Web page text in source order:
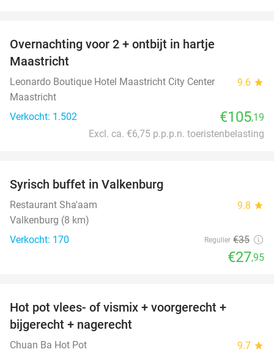
Overnachting voor 2 + ontbijt in hartje
Maastricht
Leonardo Boutique Hotel Maastricht City Center 9.6 star
Maastricht
Verkocht: 1.502
€105,19
Excl. ca. €6,75 p.p.p.n. toeristenbelasting
Syrisch buffet in Valkenburg
Restaurant Sha'aam 9.8 star
Valkenburg (8 km)
Verkocht: 170
Regulier €35
€27,95
Hot pot vlees- of vismix + voorgerecht +
bijgerecht + nagerecht
Chuan Ba Hot Pot 9.7 star